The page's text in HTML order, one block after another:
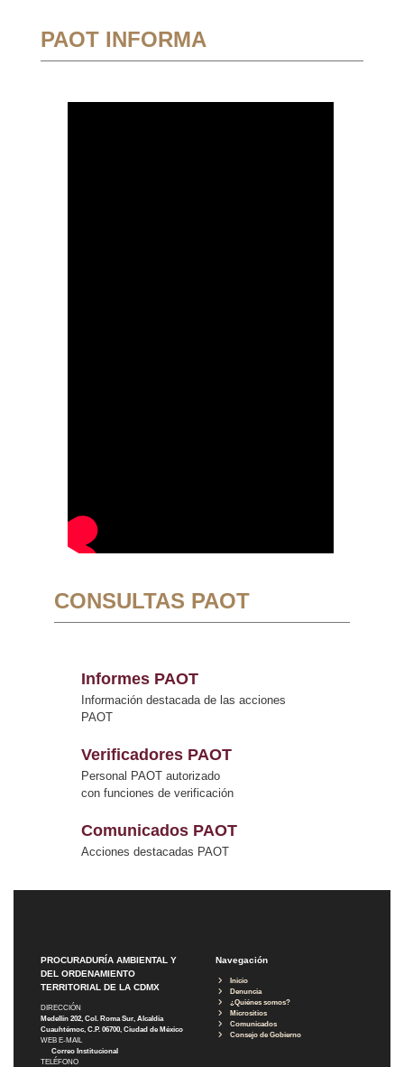
PAOT INFORMA
CONSULTAS PAOT
Informes PAOT
Información destacada de las acciones
PAOT
Verificadores PAOT
Personal PAOT autorizado
con funciones de verificación
Comunicados PAOT
Acciones destacadas PAOT
PROCURADURÍA AMBIENTAL Y
DEL ORDENAMIENTO
TERRITORIAL DE LA CDMX
DIRECCIÓN
Medellín 202, Col. Roma Sur, Alcaldía
Cuauhtémoc, C.P. 06700, Ciudad de México
WEB E-MAIL
Correo Institucional
TELÉFONO
Navegación
Inicio
Denuncia
¿Quiénes somos?
Micrositios
Comunicados
Consejo de Gobierno